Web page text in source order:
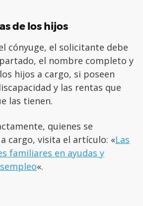
de los hijos
cónyuge, el solicitante debe
el nombre completo y
hijos a cargo, si poseen
y las rentas que
las tienen.
quienes se
cargo, visita el artículo: «Las
familiares en ayudas y
«.